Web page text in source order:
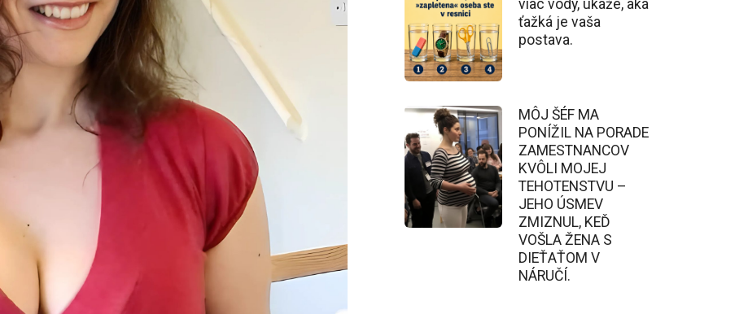
viac vody, ukáže, aká
ťažká je vaša
postava.
MÔJ ŠÉF MA
PONÍŽIL NA PORADE
ZAMESTNANCOV
KVÔLI MOJEJ
TEHOTENSTVU –
JEHO ÚSMEV
ZMIZNUL, KEĎ
VOŠLA ŽENA S
DIEŤAŤOM V
NÁRUČÍ.